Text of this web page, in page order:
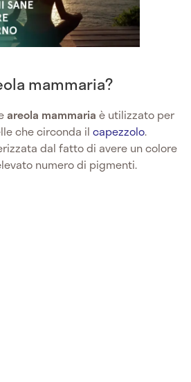
mammaria?
areola mammaria è utilizzato per
che circonda ilcapezzolo.
dal fatto di avere un colore
numero di pigmenti.